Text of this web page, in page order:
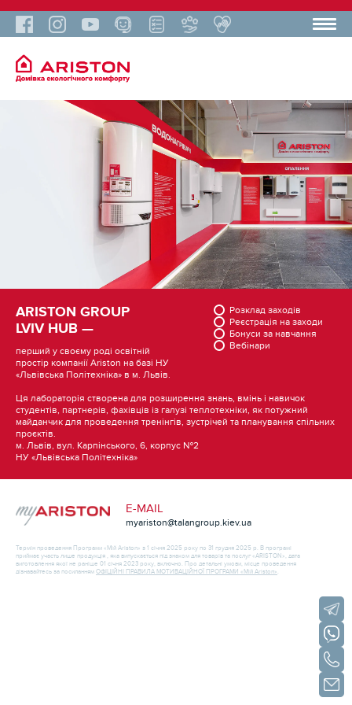
ARISTON GROUP
LVIV HUB —
перший у своєму роді освітній
простір компанії Ariston на базі НУ
«Львівська Політехніка» в м. Львів.
Ця лабораторія створена для розширення знань, вмінь і навичок
студентів, партнерів, фахівців із галузі теплотехніки, як потужний
майданчик для проведення тренінгів, зустрічей та планування спільних
проєктів.
м. Львів, вул. Карпінського, 6, корпус №2
НУ «Львівська Політехніка»
Розклад заходів
Реєстрація на заходи
Бонуси за навчання
Вебінари
E-MAIL
myariston@talangroup.kiev.ua
Термін проведення Програми «Мій Ariston» з 1 січня 2025 року по 31 грудня 2025 р. В програмі
приймає участь лише продукція , яка випускається під знаком для товарів та послуг «ARISTON», дата
виготовлення якої не раніше 01 січня 2023 року, включно. Про детальні умови, місце проведення
дізнавайтесь за посиланням ОФІЦІЙНІ ПРАВИЛА МОТИВАЦІЙНОЇ ПРОГРАМИ «Мій Ariston».
VIBER